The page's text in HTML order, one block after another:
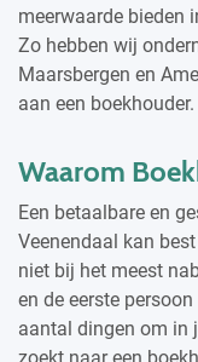
meerwaarde bieden
Zo hebben wij
Maarsbergen en
aan een boekhouder.
Waarom
Een betaalbare en
Veenendaal kan
niet bij het meest
en de eerste
aantal dingen om in